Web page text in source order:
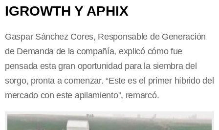
IGROWTH Y APHIX
Gaspar Sánchez Cores, Responsable de Generación
de Demanda de la compañía, explicó cómo fue
pensada esta gran oportunidad para la siembra del
sorgo, pronta a comenzar. “Este es el primer híbrido del
mercado con este apilamiento”, remarcó.